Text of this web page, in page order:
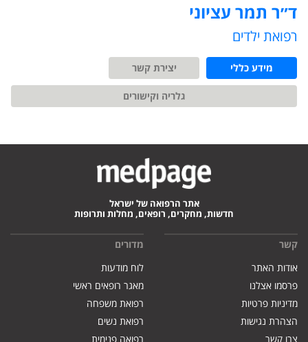
ד״ר תמר עציוני
רפואת ילדים
מידע כללי יצירת קשר
גלריה וקישורים
אתר הרפואה של ישראל
חדשות, מחקרים, רופאים, מחלות ותרופות
קשר
אודות האתר
פרסמו אצלנו
מדיניות פרטיות
הצהרת נגישות
צרו קשר
מדורים
לוח מודעות
מאגר רופאים ראשי
רפואת משפחה
רפואת נשים
רפואה פנימית